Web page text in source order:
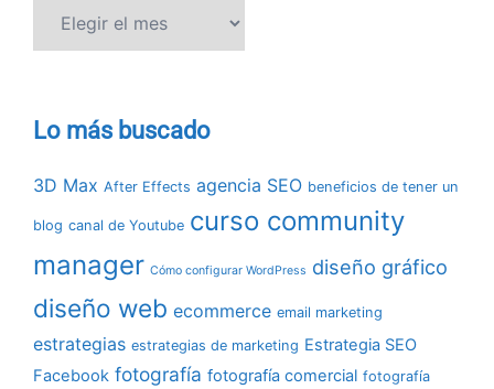
Lo más buscado
3D Max After Effects agencia SEO beneficios de tener un
blog canal de Youtube curso community
manager Cómo configurar WordPress diseño gráfico
diseño web ecommerce email marketing
estrategias estrategias de marketing Estrategia SEO
Facebook fotografía fotografía comercial fotografía